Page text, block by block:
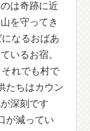
は奇跡に近
を守ってき
なるおばあ
いるお宿。
れでも村で
たちはカウン
深刻です
が減ってい